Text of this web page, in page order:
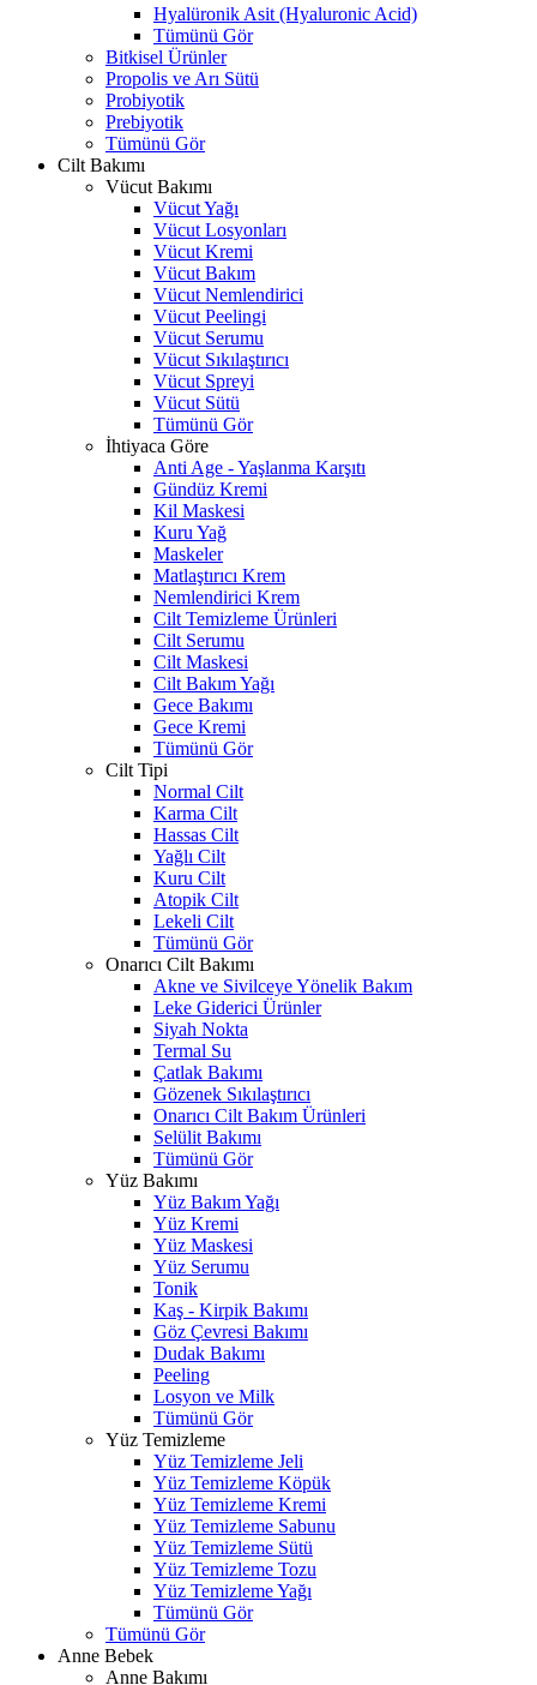
Hyalüronik Asit (Hyaluronic Acid)
Tümünü Gör
Bitkisel Ürünler
Propolis ve Arı Sütü
Probiyotik
Prebiyotik
Tümünü Gör
Cilt Bakımı
Vücut Bakımı
Vücut Yağı
Vücut Losyonları
Vücut Kremi
Vücut Bakım
Vücut Nemlendirici
Vücut Peelingi
Vücut Serumu
Vücut Sıkılaştırıcı
Vücut Spreyi
Vücut Sütü
Tümünü Gör
İhtiyaca Göre
Anti Age - Yaşlanma Karşıtı
Gündüz Kremi
Kil Maskesi
Kuru Yağ
Maskeler
Matlaştırıcı Krem
Nemlendirici Krem
Cilt Temizleme Ürünleri
Cilt Serumu
Cilt Maskesi
Cilt Bakım Yağı
Gece Bakımı
Gece Kremi
Tümünü Gör
Cilt Tipi
Normal Cilt
Karma Cilt
Hassas Cilt
Yağlı Cilt
Kuru Cilt
Atopik Cilt
Lekeli Cilt
Tümünü Gör
Onarıcı Cilt Bakımı
Akne ve Sivilceye Yönelik Bakım
Leke Giderici Ürünler
Siyah Nokta
Termal Su
Çatlak Bakımı
Gözenek Sıkılaştırıcı
Onarıcı Cilt Bakım Ürünleri
Selülit Bakımı
Tümünü Gör
Yüz Bakımı
Yüz Bakım Yağı
Yüz Kremi
Yüz Maskesi
Yüz Serumu
Tonik
Kaş - Kirpik Bakımı
Göz Çevresi Bakımı
Dudak Bakımı
Peeling
Losyon ve Milk
Tümünü Gör
Yüz Temizleme
Yüz Temizleme Jeli
Yüz Temizleme Köpük
Yüz Temizleme Kremi
Yüz Temizleme Sabunu
Yüz Temizleme Sütü
Yüz Temizleme Tozu
Yüz Temizleme Yağı
Tümünü Gör
Tümünü Gör
Anne Bebek
Anne Bakımı